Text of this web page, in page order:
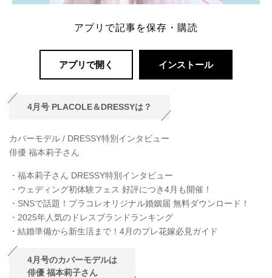
アプリで記事を保存・購読
アプリで開く インストール
4月号 PLACOLE＆DRESSYは？
カバーモデル / DRESSY特別インタビュー
俳優 福本莉子さん
・福本莉子さん DRESSY特別インタビュー
・ウェディング初体験フェス 好評につき4月も開催！
・SNSで話題！プラコレオリジナル婚姻届 無料ダウンロード！
・2025年人気のドレスブランドランキング
・結婚準備から新生活まで！4月のプレ花嫁必見ガイド
4月号のカバーモデルは
俳優 福本莉子さん